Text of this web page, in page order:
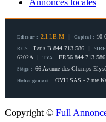
Éditeur : 2.I.I.B.M Capital : 10
RCS : Paris B 844 713 586
6202A TVA : FR56 844 713 586
Siège : 66 Avenue des Champs
Hébergement : OVH SAS - 2 rue
Copyright © Full